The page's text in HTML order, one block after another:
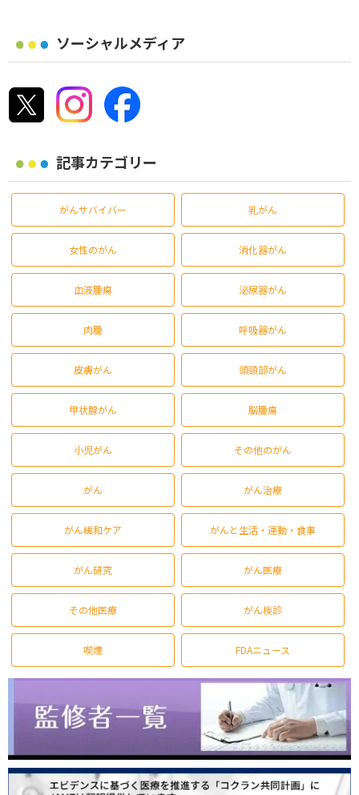
ソーシャルメディア
記事カテゴリー
がんサバイバー 乳がん
女性のがん 消化器がん
血液腫瘍 泌尿器がん
肉腫 呼吸器がん
皮膚がん 頭頸部がん
甲状腺がん 脳腫瘍
小児がん その他のがん
がん がん治療
がん緩和ケア がんと生活・運動・食事
がん研究 がん医療
その他医療 がん検診
喫煙 FDAニュース